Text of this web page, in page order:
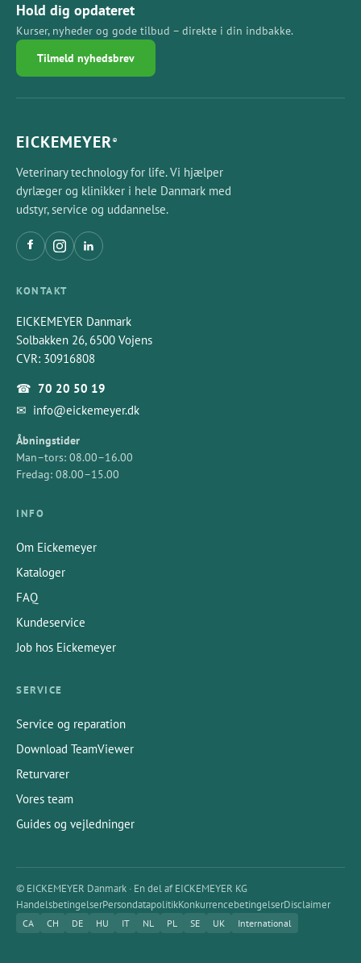
Hold dig opdateret
Kurser, nyheder og gode tilbud – direkte i din indbakke.
Tilmeld nyhedsbrev
EICKEMEYER®
Veterinary technology for life. Vi hjælper
dyrlæger og klinikker i hele Danmark med
udstyr, service og uddannelse.
KONTAKT
EICKEMEYER Danmark
Solbakken 26, 6500 Vojens
CVR: 30916808
☎ 70 20 50 19
✉ info@eickemeyer.dk
Åbningstider
Man–tors: 08.00–16.00
Fredag: 08.00–15.00
INFO
Om Eickemeyer
Kataloger
FAQ
Kundeservice
Job hos Eickemeyer
SERVICE
Service og reparation
Download TeamViewer
Returvarer
Vores team
Guides og vejledninger
© EICKEMEYER Danmark · En del af EICKEMEYER KG
HandelsbetingelserPersondatapolitikKonkurrencebetingelserDisclaimer
CA CH DE HU IT NL PL SE UK International